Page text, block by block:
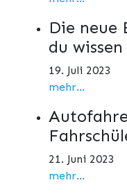
Die neue
du
19. Juli 2023
mehr...
21. Juni 2023
mehr...